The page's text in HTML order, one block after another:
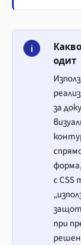
i
одит
за
с CSS
при